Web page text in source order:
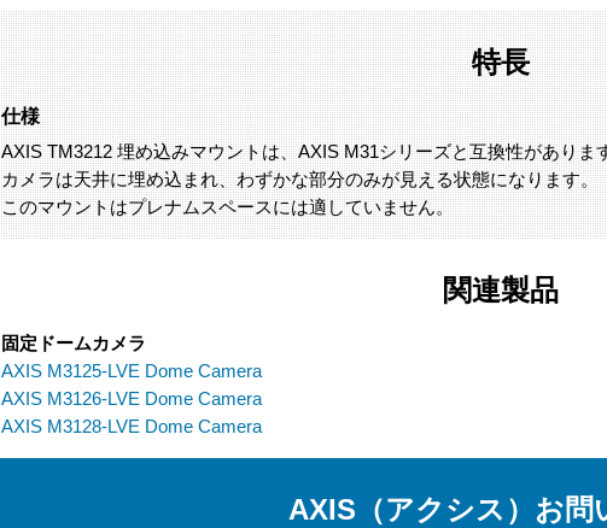
特長
仕様
AXIS TM3212 埋め込みマウントは、AXIS M31シリーズと互換性がありま
カメラは天井に埋め込まれ、わずかな部分のみが見える状態になります。
このマウントはプレナムスペースには適していません。
関連製品
固定ドームカメラ
AXIS M3125-LVE Dome Camera
AXIS M3126-LVE Dome Camera
AXIS M3128-LVE Dome Camera
AXIS（アクシス）お問